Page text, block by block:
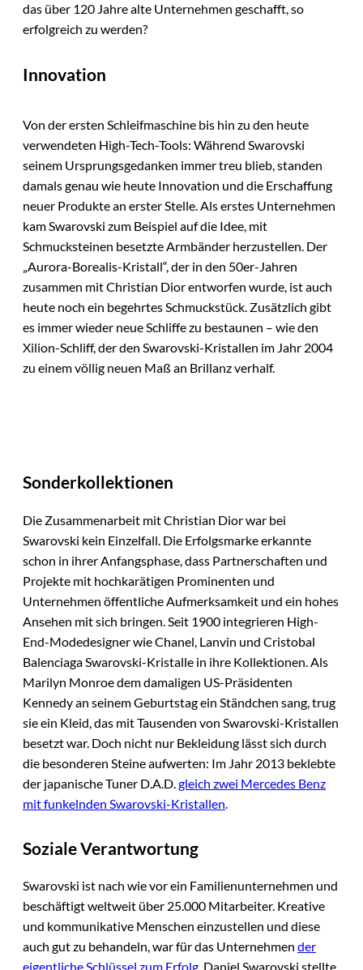
das über 120 Jahre alte Unternehmen geschafft, so
erfolgreich zu werden?
Innovation
Von der ersten Schleifmaschine bis hin zu den heute
verwendeten High-Tech-Tools: Während Swarovski
seinem Ursprungsgedanken immer treu blieb, standen
damals genau wie heute Innovation und die Erschaffung
neuer Produkte an erster Stelle. Als erstes Unternehmen
kam Swarovski zum Beispiel auf die Idee, mit
Schmucksteinen besetzte Armbänder herzustellen. Der
„Aurora-Borealis-Kristall“, der in den 50er-Jahren
zusammen mit Christian Dior entworfen wurde, ist auch
heute noch ein begehrtes Schmuckstück. Zusätzlich gibt
es immer wieder neue Schliffe zu bestaunen – wie den
Xilion-Schliff, der den Swarovski-Kristallen im Jahr 2004
zu einem völlig neuen Maß an Brillanz verhalf.
Sonderkollektionen
Die Zusammenarbeit mit Christian Dior war bei
Swarovski kein Einzelfall. Die Erfolgsmarke erkannte
schon in ihrer Anfangsphase, dass Partnerschaften und
Projekte mit hochkarätigen Prominenten und
Unternehmen öffentliche Aufmerksamkeit und ein hohes
Ansehen mit sich bringen. Seit 1900 integrieren High-
End-Modedesigner wie Chanel, Lanvin und Cristobal
Balenciaga Swarovski-Kristalle in ihre Kollektionen. Als
Marilyn Monroe dem damaligen US-Präsidenten
Kennedy an seinem Geburtstag ein Ständchen sang, trug
sie ein Kleid, das mit Tausenden von Swarovski-Kristallen
besetzt war. Doch nicht nur Bekleidung lässt sich durch
die besonderen Steine aufwerten: Im Jahr 2013 beklebte
der japanische Tuner D.A.D.gleich zwei Mercedes Benz
mit funkelnden Swarovski-Kristallen.
Soziale Verantwortung
Swarovski ist nach wie vor ein Familienunternehmen und
beschäftigt weltweit über 25.000 Mitarbeiter. Kreative
und kommunikative Menschen einzustellen und diese
auch gut zu behandeln, war für das Unternehmen der
eigentliche Schlüssel zum Erfolg . Daniel Swarovski stellte